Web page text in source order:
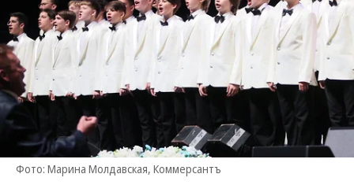
Фото: Марина Молдавская, Коммерсантъ